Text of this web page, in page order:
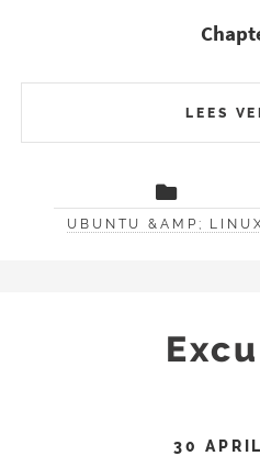
LEES
UBUNTU &AMP;
30